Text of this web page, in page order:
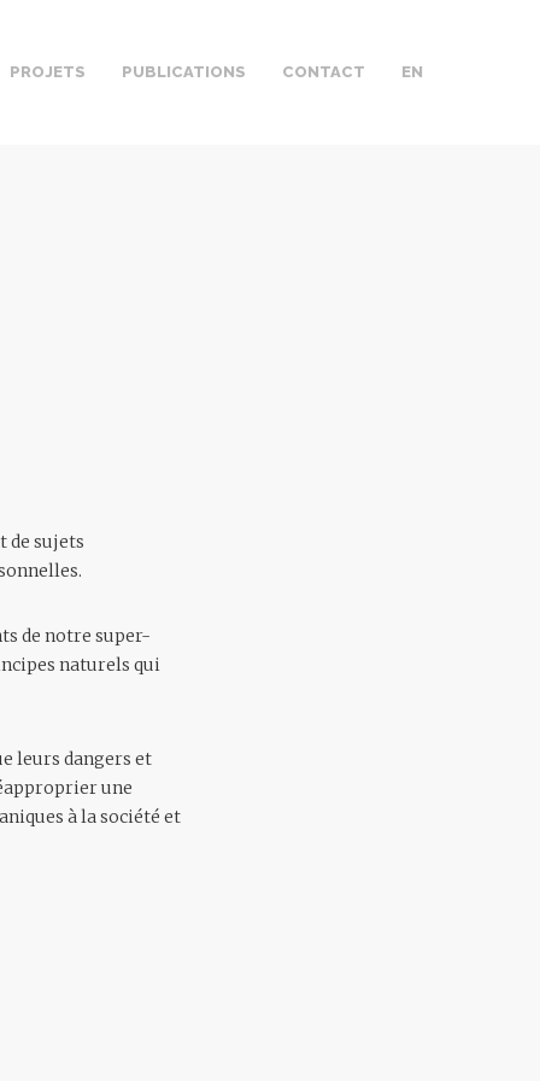
PROJETS PUBLICATIONS CONTACT EN
de sujets
de notre super-
naturels qui
leurs dangers et
une
à la société et